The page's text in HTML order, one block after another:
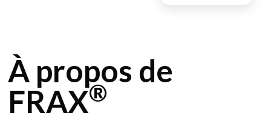
À propos de
FRAX®